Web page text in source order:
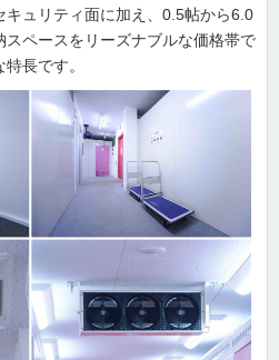
キュリティ面に加え、0.5帖から6.0
ペースをリーズナブルな価格帯で
長です。